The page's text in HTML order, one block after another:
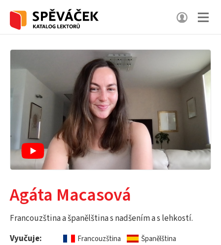
Agáta Macasová
Francouzština a španělština s nadšením a s lehkostí.
Vyučuje:
Francouzština Španělština